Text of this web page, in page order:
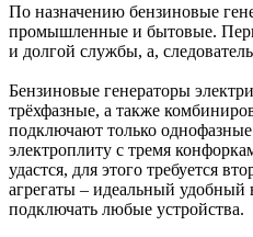
По назначению бензиновые
промышленные и бытовые.
и долгой службы, а,
Бензиновые генераторы
трёхфазные, а также
подключают только
электроплиту с тремя
удастся, для этого требуется
агрегаты – идеальный
подключать любые устройства.